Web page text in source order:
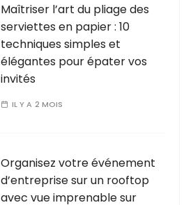
Maîtriser l’art du pliage des
serviettes en papier : 10
techniques simples et
élégantes pour épater vos
invités
IL Y A 2 MOIS
Organisez votre événement
d’entreprise sur un rooftop
avec vue imprenable sur